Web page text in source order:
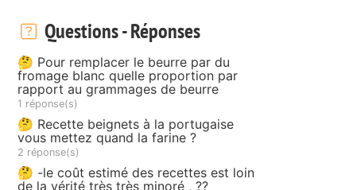
Questions - Réponses
🤔 Pour remplacer le beurre par du
fromage blanc quelle proportion par
rapport au grammages de beurre
1 réponse(s)
🤔 Recette beignets à la portugaise
vous mettez quand la farine ?
2 réponse(s)
🤔 -le coût estimé des recettes est loin
de la vérité très très minoré , ??